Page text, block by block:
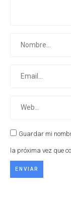
Guardar mi
la próxima vez que